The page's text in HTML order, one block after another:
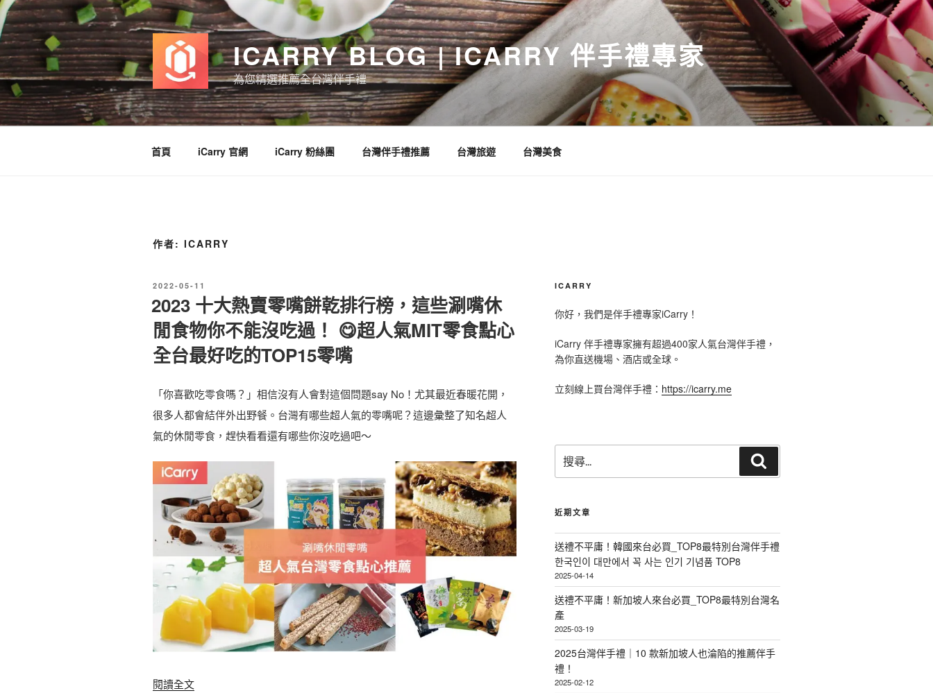
跳
至
主
要
內
容
ICARRY BLOG | ICARRY 伴手禮專家
為您精選推薦全台灣伴手禮
首頁 iCarry 官網 iCarry 粉絲團 台灣伴手禮推薦 台灣旅遊 台灣美食
作者: ICARRY
發
於
2022-05-11
2023 十大熱賣零嘴餅乾排行榜，這些涮嘴休
閒食物你不能沒吃過！ 😋超人氣MIT零食點心
全台最好吃的TOP15零嘴
「你喜歡吃零食嗎？」相信沒有人會對這個問題say No！尤其最近春暖花開，
很多人都會結伴外出野餐。台灣有哪些超人氣的零嘴呢？這邊彙整了知名超人
氣的休閒零食，趕快看看還有哪些你沒吃過吧～
閱讀全文〈
ICARRY
你好，我們是伴手禮專家iCarry！
iCarry 伴手禮專家擁有超過400家人氣台灣伴手禮，
為你直送機場、酒店或全球。
立刻線上買台灣伴手禮： https://icarry.me
尋
關
字
尋
近期文章
送禮不平庸！韓國來台必買_TOP8最特別台灣伴手禮
한국인이 대만에서 꼭 사는 인기 기념품 TOP8
2025-04-14
送禮不平庸！新加坡人來台必買_TOP8最特別台灣名
產
2025-03-19
2025台灣伴手禮｜10 款新加坡人也淪陷的推薦伴手
禮！
2025-02-12